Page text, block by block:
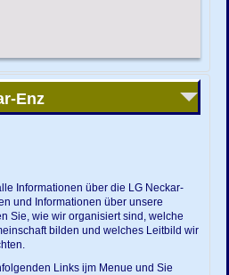
Enz
Informationen über die LG Neckar-
und Informationen über unsere
Sie, wie wir organisiert sind, welche
bilden und welches Leitbild wir
Links ijm Menue und Sie